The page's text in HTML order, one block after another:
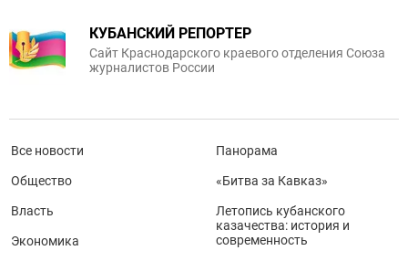
КУБАНСКИЙ РЕПОРТЕР
Сайт Краснодарского краевого отделения Союза
журналистов России
Все новости
Общество
Власть
Экономика
Панорама
«Битва за Кавказ»
Летопись кубанского
казачества: история и
современность